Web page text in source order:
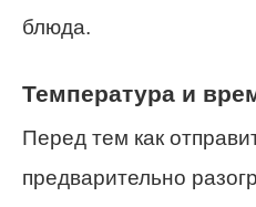
блюда.
Температура и
Перед тем как
предварительно